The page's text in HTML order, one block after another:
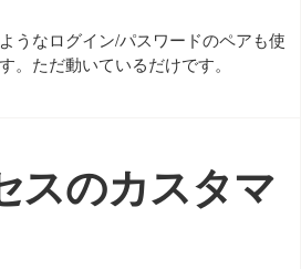
うなログイン/パスワードのペアも使
。ただ動いているだけです。
スのカスタマ